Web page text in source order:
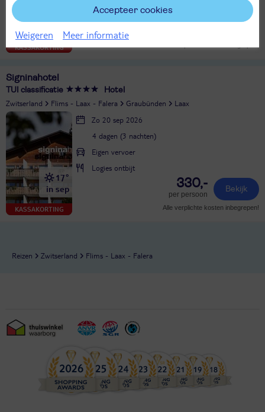
KASSAKORTING
Logies
763,-
Signinahotel
TUI classificatie Hotel
Zwitserland Flims - Laax - Falera Graubünden Laax
KASSAKORTING
17°
in sep
Zo 20 sep 2026
4 dagen (3 nachten)
Eigen vervoer
Logies ontbijt
330,-
per persoon
Bekijk
Alle verplichte kosten inbegrepen!
Reizen Zwitserland Flims - Laax - Falera
Accepteer cookies
Weigeren Meer informatie